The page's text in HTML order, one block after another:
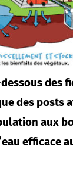
des
des posts
aux
efficace